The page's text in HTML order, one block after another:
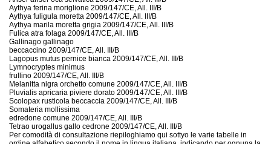
Aythya ferina moriglione 2009/147/CE, All. III/B
Aythya fuligula moretta 2009/147/CE, All. III/B
Aythya marila moretta grigia 2009/147/CE, All. III/B
Fulica atra folaga 2009/147/CE, All. III/B
Gallinago gallinago
beccaccino 2009/147/CE, All. III/B
Lagopus mutus pernice bianca 2009/147/CE, All. III/B
Lymnocryptes minimus
frullino 2009/147/CE, All. III/B
Melanitta nigra orchetto comune 2009/147/CE, All. III/B
Pluvialis apricaria piviere dorato 2009/147/CE, All. III/B
Scolopax rusticola beccaccia 2009/147/CE, All. III/B
Somateria mollissima
edredone comune 2009/147/CE, All. III/B
Tetrao urogallus gallo cedrone 2009/147/CE, All. III/B
Per comodità di consultazione riepiloghiamo qui sottyo le varie tabelle in